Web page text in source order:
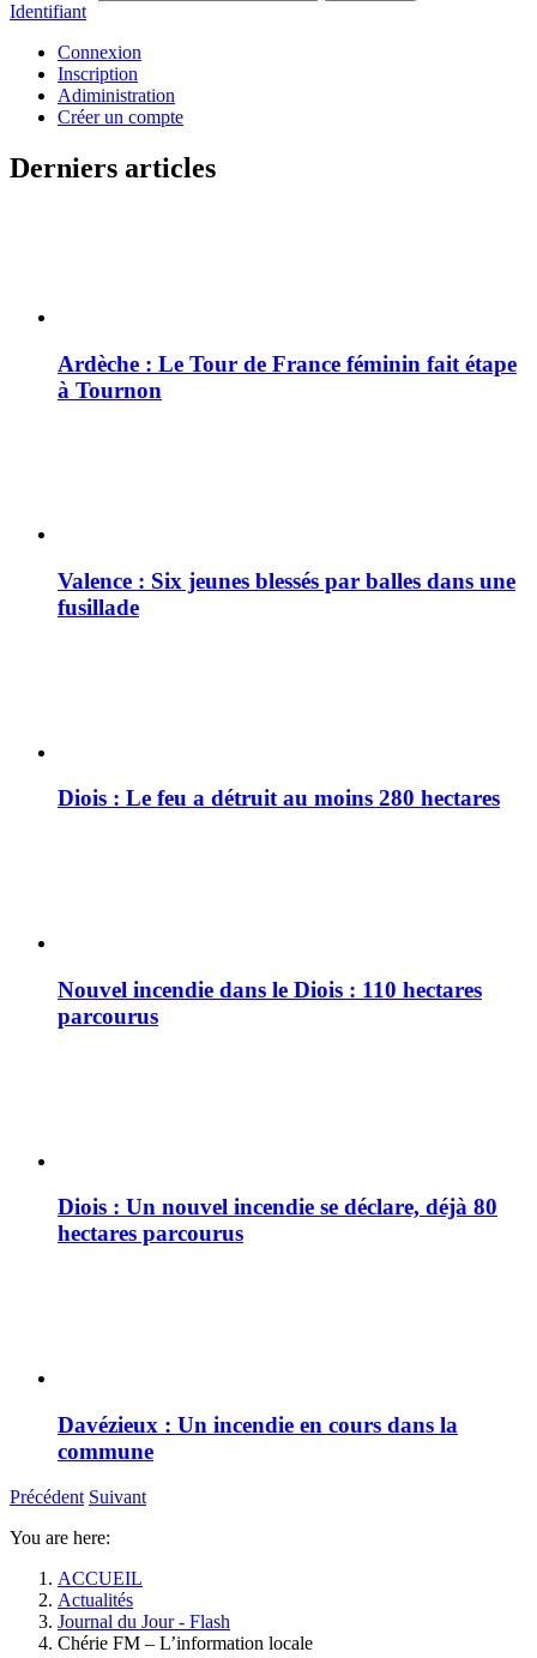
Identifiant
Connexion
Inscription
Adiministration
Créer un compte
Derniers articles
Ardèche : Le Tour de France féminin fait étape
à Tournon
Valence : Six jeunes blessés par balles dans une
fusillade
Diois : Le feu a détruit au moins 280 hectares
Nouvel incendie dans le Diois : 110 hectares
parcourus
Diois : Un nouvel incendie se déclare, déjà 80
hectares parcourus
Davézieux : Un incendie en cours dans la
commune
Précédent Suivant
You are here:
ACCUEIL
Actualités
Journal du Jour - Flash
Chérie FM – L’information locale